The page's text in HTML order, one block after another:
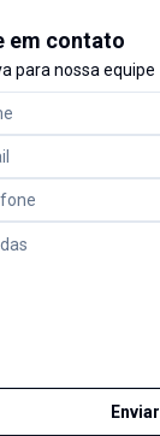
em contato
para nossa equipe
Enviar